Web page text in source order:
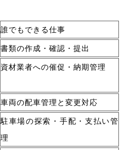
誰でもできる仕事
書類の作成・確認・提出
資材業者への催促・納期管理
車両の配車管理と変更対応
駐車場の探索・手配・支払い管
理